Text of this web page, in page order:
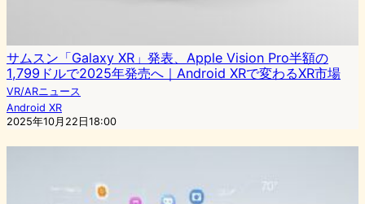
サムスン「Galaxy XR」発表、Apple Vision Pro半額の
1,799ドルで2025年発売へ｜Android XRで変わるXR市場
VR/ARニュース
Android XR
2025年10月22日18:00